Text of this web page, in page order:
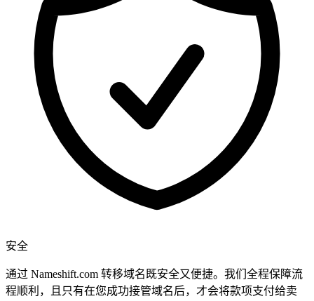
安全
通过 Nameshift.com 转移域名既安全又便捷。我们全程保障流
程顺利，且只有在您成功接管域名后，才会将款项支付给卖